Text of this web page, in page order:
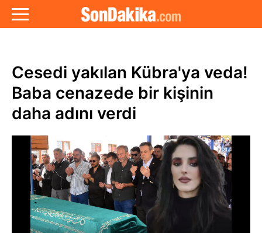
Cesedi yakılan Kübra'ya veda!
Baba cenazede bir kişinin
daha adını verdi